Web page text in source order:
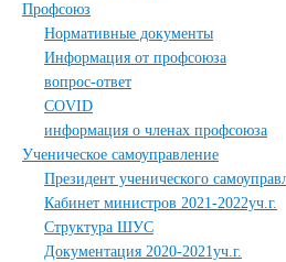
Профсоюз
Нормативные документы
Информация от профсоюза
вопрос-ответ
COVID
информация о членах профсоюза
Ученическое самоуправление
Президент ученического
Кабинет министров 2021-2022уч.г.
Структура ШУС
Документация 2020-2021уч.г.